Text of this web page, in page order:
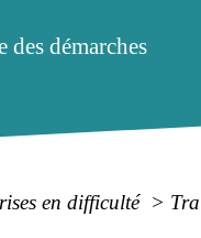
des démarches
en difficulté >